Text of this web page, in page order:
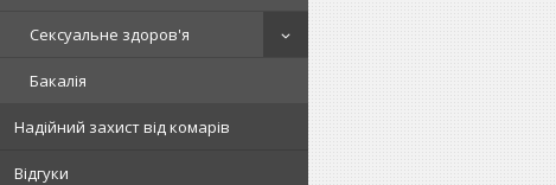
Сексуальне здоров'я
Бакалія
Надійний захист від комарів
Відгуки